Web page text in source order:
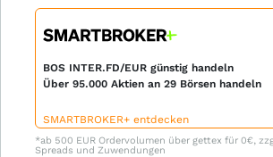
BOS INTER.FD/EUR günstig handeln
Über 95.000 Aktien an 29 Börsen handeln
SMARTBROKER+ entdecken
*ab 500 EUR Ordervolumen über gettex für 0€,
Spreads und Zuwendungen